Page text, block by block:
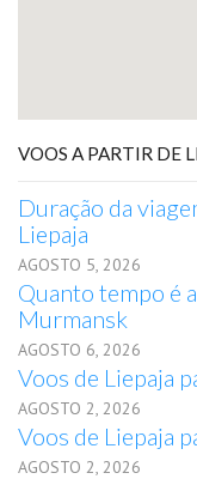
VOOS A PARTIR DE
Duração da
Liepaja
AGOSTO 5, 2026
Quanto tempo é
Murmansk
AGOSTO 6, 2026
Voos de Liepaja
AGOSTO 2, 2026
Voos de Liepaja
AGOSTO 2, 2026